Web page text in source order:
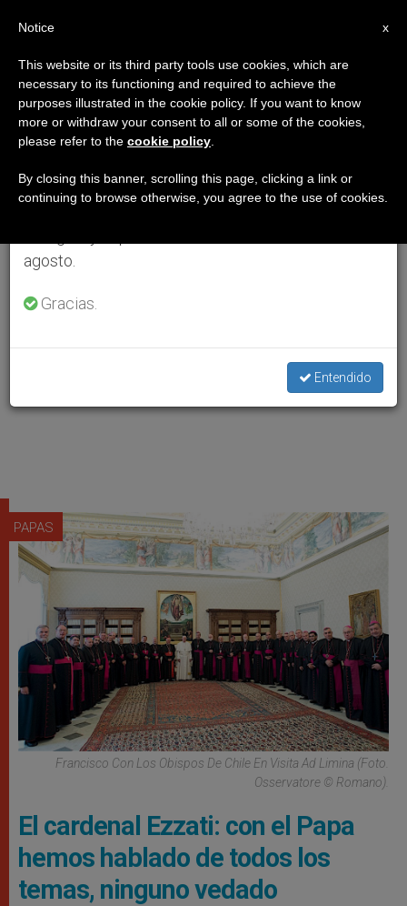
PAPAS
Francisco Con Los Obispos De Chile En Visita Ad Limina (Foto.
Osservatore © Romano).
El cardenal Ezzati: con el Papa
hemos hablado de todos los
temas, ninguno vedado
×
Aviso importante
Del 27 de julio al 7 de agosto haremos la pausa
anual, aprovechando que en el periodo de verano
se generan menos informaciones y también el
agosto.
Gracias.
Entendido
x
Notice
This website or its third party tools use cookies, which are
necessary to its functioning and required to achieve the
purposes illustrated in the cookie policy. If you want to know
more or withdraw your consent to all or some of the cookies,
please refer to the cookie policy
By closing this banner, scrolling this page, clicking a link or
continuing to browse otherwise, you agree to the use of cookies.